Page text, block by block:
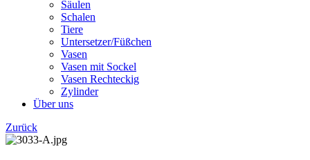
Säulen
Schalen
Tiere
Untersetzer/Füßchen
Vasen
Vasen mit Sockel
Vasen Rechteckig
Zylinder
Über uns
Zurück